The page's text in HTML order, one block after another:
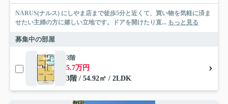
NARUS(ナルス) にしやま店まで徒歩5分と近くて、買い物を気軽に済ま
せたい主婦の方に嬉しい立地です。ドアを開けたり直... もっと見る
募集中の部屋
3階
5.7万円
3階 / 54.92㎡ / 2LDK